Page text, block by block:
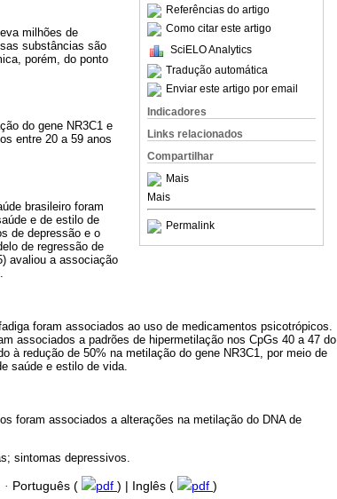
Referências do artigo
Como citar este artigo
SciELO Analytics
Tradução automática
Enviar este artigo por email
Indicadores
Links relacionados
Compartilhar
Mais
Mais
Permalink
milhões de
substâncias são
porém, do ponto
do gene NR3C1 e
entre 20 a 59 anos
brasileiro foram
e de estilo de
de depressão e o
de regressão de
avaliou a associação
foram associados ao uso de medicamentos psicotrópicos.
associados a padrões de hipermetilação nos CpGs 40 a 47 do
à redução de 50% na metilação do gene NR3C1, por meio de
saúde e estilo de vida.
foram associados a alterações na metilação do DNA de
sintomas depressivos.
· Português ( pdf ) | Inglês ( pdf )